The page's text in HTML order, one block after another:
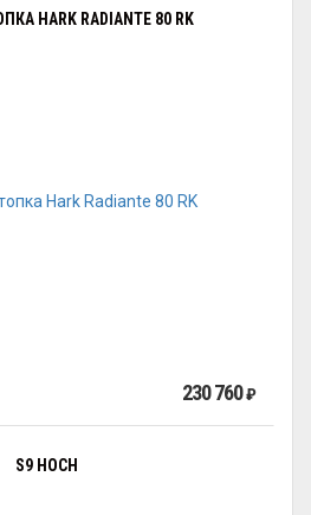
HARK RADIANTE 80 RK
230 760₽
S9 HOCH